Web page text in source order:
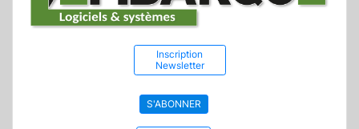
Inscription
Newsletter
S'ABONNER